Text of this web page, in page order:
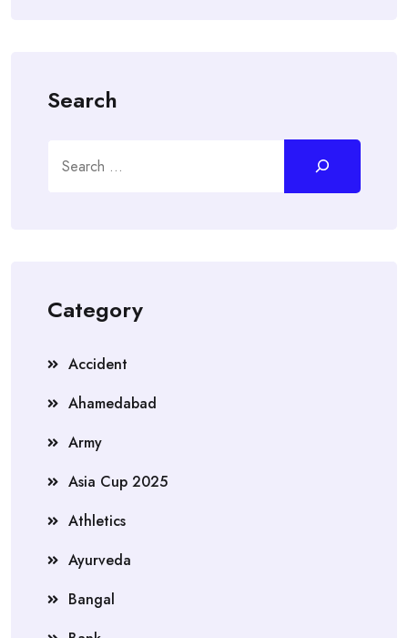
Search
Category
Accident
Ahamedabad
Army
Asia Cup 2025
Athletics
Ayurveda
Bangal